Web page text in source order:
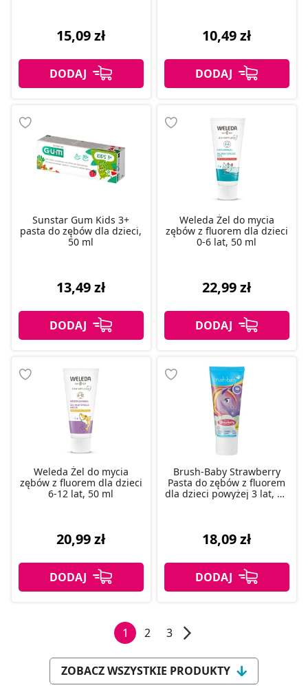
15,09 zł 10,49 zł
Sunstar Gum Kids 3+
pasta do zębów dla dzieci,
50 ml
13,49 zł
Weleda Żel do mycia
zębów z fluorem dla dzieci
0-6 lat, 50 ml
22,99 zł
Weleda Żel do mycia
zębów z fluorem dla dzieci
6-12 lat, 50 ml
20,99 zł
Brush-Baby Strawberry
Pasta do zębów z fluorem
dla dzieci powyżej 3 lat, 50
18,09 zł
1 2 3
ZOBACZ WSZYSTKIE PRODUKTY